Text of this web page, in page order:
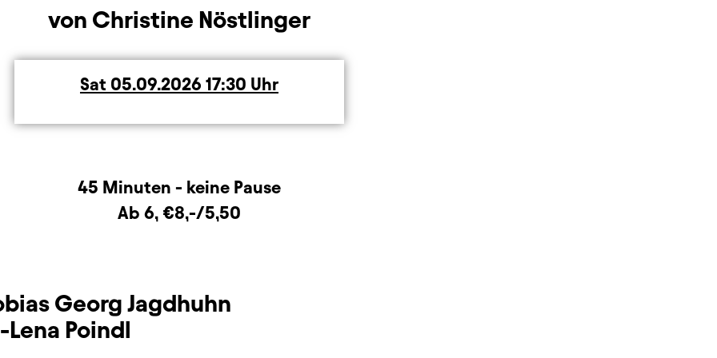
von Christine Nöstlinger
Sat Saturday
05.09.2026 17:30 Uhr
45 Minuten - keine Pause
Ab 6, €8,-/5,50
Georg Jagdhuhn
Poindl